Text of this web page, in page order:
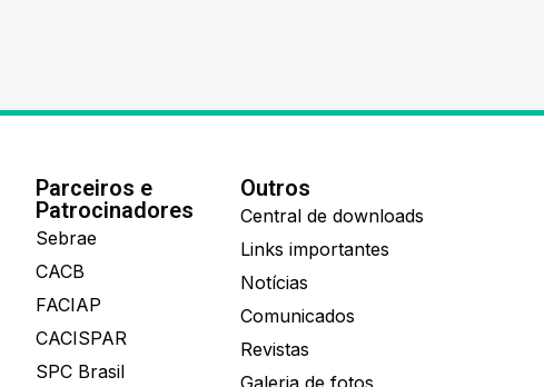
Parceiros e
Patrocinadores
Sebrae
CACB
FACIAP
CACISPAR
SPC Brasil
Outros
Central de downloads
Links importantes
Notícias
Comunicados
Revistas
Galeria de fotos